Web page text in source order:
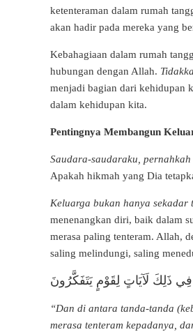
ketenteraman dalam rumah
akan hadir pada mereka yang
Kebahagiaan dalam rumah
hubungan dengan Allah.
menjadi bagian dari kehidupan
dalam kehidupan kita.
Pentingnya Membangun
Saudara-saudaraku, pernahkah
Apakah hikmah yang Dia
Keluarga bukan hanya sekadar
menenangkan diri, baik dalam
merasa paling tenteram. Allah,
saling melindungi, saling
ذَلِكَ لَآيَاتٍ لِقَوْمٍ يَتَفَكَّرُونَ
“Dan di antara tanda-tanda
merasa tenteram kepadanya,